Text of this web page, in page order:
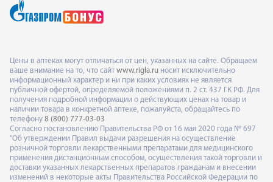
Цены в аптеках могут отличаться от цен, указанных на сайте. Обращаем
ваше внимание на то, что сайт www.rigla.ru носит исключительно
информационный характер и ни при каких условиях не является
публичной офертой, определяемой положениями п. 2 ст. 437 ГК РФ. Для
получения подробной информации о действующих ценах на товар и
наличии товара в конкретной аптеке, пожалуйста, обращайтесь по
телефону 8 (800) 777-03-03
Согласно постановлению Правительства РФ от 16 мая 2020 года № 697
"Об утверждении Правил выдачи разрешения на осуществление
розничной торговли лекарственными препаратами для медицинского
применения дистанционным способом, осуществления такой торговли и
доставки указанных лекарственных препаратов гражданам и внесении
изменений в некоторые акты Правительства Российской Федерации по